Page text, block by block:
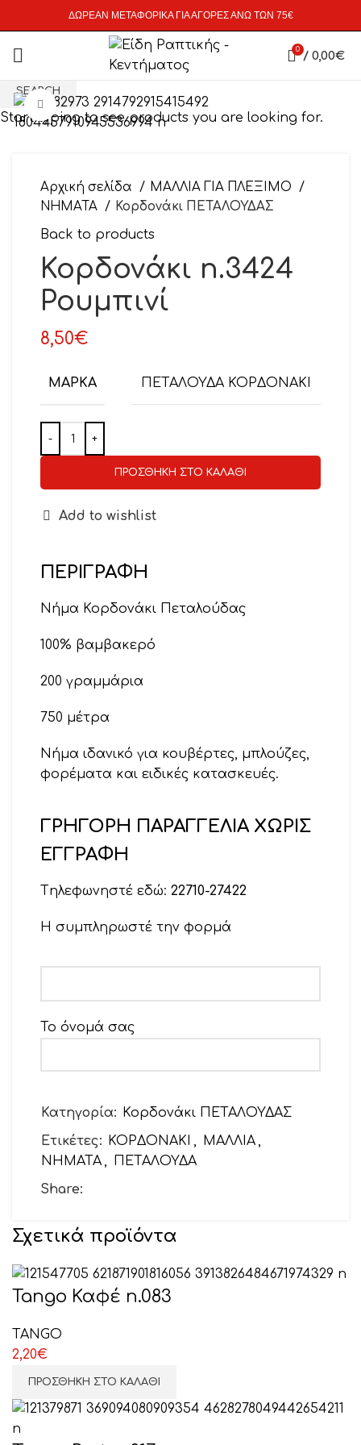
ΔΩΡΕΑΝ ΜΕΤΑΦΟΡΙΚΑ ΓΙΑ ΑΓΟΡΕΣ ΑΝΩ ΤΩΝ 75€
0 / 0,00€
Click to enlarge
Αρχική σελίδα
ΜΑΛΛΙΑ ΓΙΑ ΠΛΕΞΙΜΟ
ΝΗΜΑΤΑ
Κορδονάκι ΠΕΤΑΛΟΥΔΑΣ
Back to products
Κορδονάκι n.3424
Ρουμπινί
8,50€
ΜΆΡΚΑ ΠΕΤΑΛΟΥΔΑ ΚΟΡΔΟΝΑΚΙ
ΠΡΟΣΘΉΚΗ ΣΤΟ ΚΑΛΆΘΙ
Add to wishlist
ΠΕΡΙΓΡΑΦΉ
Νήμα Κορδονάκι Πεταλούδας
100% βαμβακερό
200 γραμμάρια
750 μέτρα
Νήμα ιδανικό για κουβέρτες, μπλούζες,
φορέματα και ειδικές κατασκευές.
Βελόνες 2,5 – 3
ΓΡΗΓΟΡΗ ΠΑΡΑΓΓΕΛΙΑ ΧΩΡΙΣ
ΕΓΓΡΑΦΗ
Tηλεφωνηστέ εδώ: 22710-27422
Η συμπληρωστέ την φορμά
Το όνομά σας
Θέμα
Το μήνυμά σας (προαιρετικό)
Κατηγορία: Κορδονάκι ΠΕΤΑΛΟΥΔΑΣ
Ετικέτες: ΚΟΡΔΟΝΑΚΙ , ΜΑΛΛΙΑ ,
ΝΗΜΑΤΑ ,
ΠΕΤΑΛΟΥΔΑ
Share:
Σχετικά προϊόντα
Tango Καφέ n.083
TANGO
2,20€
ΠΡΟΣΘΉΚΗ ΣΤΟ ΚΑΛΆΘΙ
SEARCH
Start typing to see products you are looking for.